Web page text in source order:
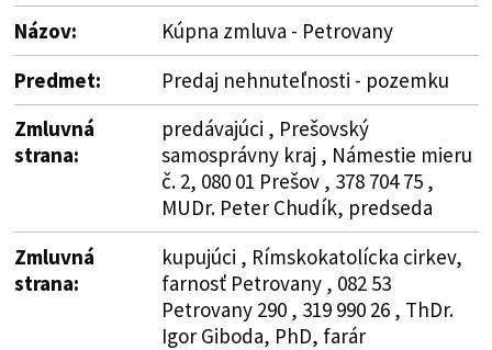
Názov:
Kúpna zmluva - Petrovany
Predmet:
Predaj nehnuteľnosti - pozemku
Zmluvná
strana:
predávajúci , Prešovský
samosprávny kraj , Námestie mieru
č. 2, 080 01 Prešov , 378 704 75 ,
MUDr. Peter Chudík, predseda
Zmluvná
strana:
kupujúci , Rímskokatolícka cirkev,
farnosť Petrovany , 082 53
Petrovany 290 , 319 990 26 , ThDr.
Igor Giboda, PhD, farár